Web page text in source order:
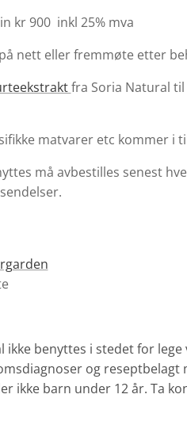
kr 900 inkl 25% mva
nett eller fremmøte etter
fra Soria Natural
matvarer etc kommer i
må avbestilles senest
ikke benyttes i stedet for
og
ikke barn under 12 år. Ta